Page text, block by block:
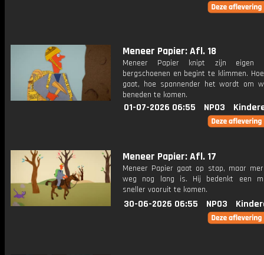
Meneer Papier: Afl. 18
Meneer Papier knipt zijn eigen
bergschoenen en begint te klimmen.
gaat, hoe spannender het wordt om
beneden te komen.
01-07-2026 06:55 NPO3
Meneer Papier: Afl. 17
Meneer Papier gaat op stap, maar
weg nog lang is. Hij bedenkt een
sneller vooruit te komen.
30-06-2026 06:55 NPO3